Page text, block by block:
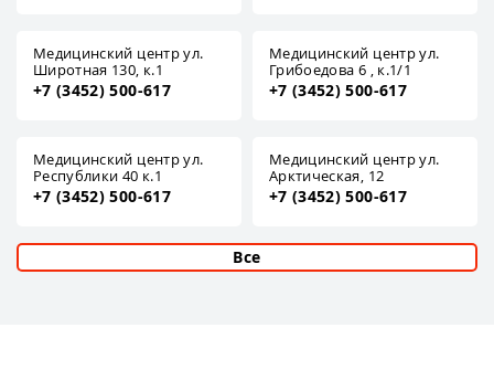
Медицинский центр ул.
Широтная 130, к.1
+7 (3452) 500-617
Медицинский центр ул.
Грибоедова 6 , к.1/1
+7 (3452) 500-617
Медицинский центр ул.
Республики 40 к.1
+7 (3452) 500-617
Медицинский центр ул.
Арктическая, 12
+7 (3452) 500-617
Все